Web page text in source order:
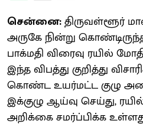
சென்னை:திருவள்ளூர்
அருகே நின்று
பாக்மதி விரைவு ரயில்
இந்த விபத்து குறித்து
கொண்ட உயர்மட்ட குழு
இக்குழு ஆய்வு செய்து,
அறிக்கை சமர்ப்பிக்க